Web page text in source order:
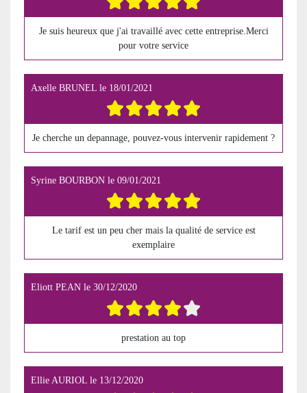
Je suis heureux que j'ai travaillé avec cette entreprise.Merci
pour votre service
Axelle BRUNEL le 18/01/2021
Je cherche un depannage, pouvez-vous intervenir rapidement ?
Syrine BOURBON le 09/01/2021
Le tarif est un peu cher mais la qualité de service est
exemplaire
Eliott PEAN le 30/12/2020
prestation au top
Ellie AURIOL le 13/12/2020